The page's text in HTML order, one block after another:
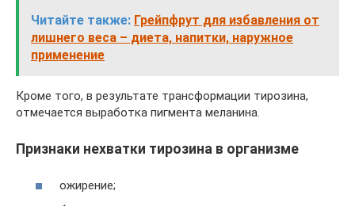
Читайте также: Грейпфрут для избавления от
лишнего веса – диета, напитки, наружное
применение
Кроме того, в результате трансформации тирозина,
отмечается выработка пигмента меланина.
Признаки нехватки тирозина в организме
ожирение;